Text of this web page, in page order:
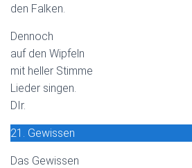
den Falken.
Dennoch
auf den Wipfeln
mit heller Stimme
Lieder singen.
DIr.
21. Gewissen
Das Gewissen